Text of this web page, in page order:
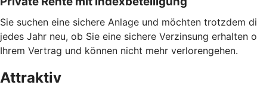
Sie suchen eine sichere Anlage und möchten trotzdem
jedes Jahr neu, ob Sie eine sichere Verzinsung
Ihrem Vertrag und können nicht mehr verlorengehen.
Attraktiv